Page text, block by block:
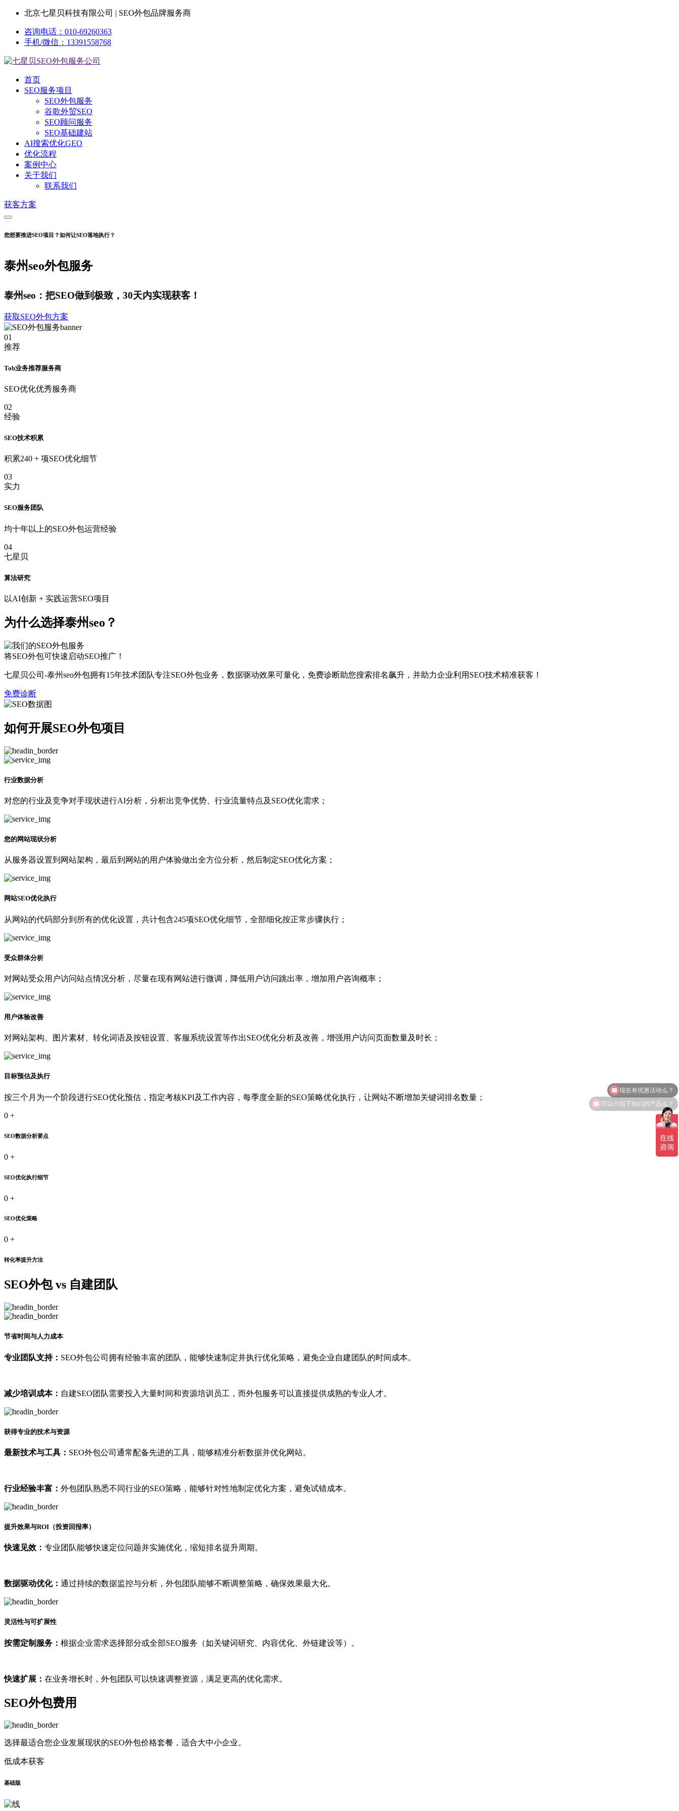
北京七星贝科技有限公司 | SEO外包品牌服务商
咨询电话：010-69260363
手机/微信：13391558768
首页
SEO服务项目
SEO外包服务
谷歌外贸SEO
SEO顾问服务
SEO基础建站
AI搜索优化GEO
优化流程
案例中心
关于我们
联系我们
获客方案
您想要推进SEO项目？如何让SEO落地执行？
泰州seo外包服务
泰州seo：把SEO做到极致，30天内实现获客！
获取SEO外包方案
01
推荐
Tob业务推荐服务商
SEO优化优秀服务商
02
经验
SEO技术积累
积累240 + 项SEO优化细节
03
实力
SEO服务团队
均十年以上的SEO外包运营经验
04
七星贝
算法研究
以AI创新 + 实践运营SEO项目
为什么选择泰州seo？
将SEO外包可快速启动SEO推广！
七星贝公司-泰州seo外包拥有15年技术团队专注SEO外包业务，数据驱动效果可量化，免费诊断助您搜索排名飙升，并助力企业利用SEO技术精准获客！
免费诊断
如何开展SEO外包项目
行业数据分析
对您的行业及竞争对手现状进行AI分析，分析出竞争优势、行业流量特点及SEO优化需求；
您的网站现状分析
从服务器设置到网站架构，最后到网站的用户体验做出全方位分析，然后制定SEO优化方案；
网站SEO优化执行
从网站的代码部分到所有的优化设置，共计包含245项SEO优化细节，全部细化按正常步骤执行；
受众群体分析
对网站受众用户访问站点情况分析，尽量在现有网站进行微调，降低用户访问跳出率，增加用户咨询概率；
用户体验改善
对网站架构、图片素材、转化词语及按钮设置、客服系统设置等作出SEO优化分析及改善，增强用户访问页面数量及时长；
目标预估及执行
按三个月为一个阶段进行SEO优化预估，指定考核KPI及工作内容，每季度全新的SEO策略优化执行，让网站不断增加关键词排名数量；
0 +
SEO数据分析要点
0 +
SEO优化执行细节
0 +
SEO优化策略
0 +
转化率提升方法
SEO外包 vs 自建团队
节省时间与人力成本
专业团队支持： SEO外包公司拥有经验丰富的团队，能够快速制定并执行优化策略，避免企业自建团队的时间成本。
减少培训成本： 自建SEO团队需要投入大量时间和资源培训员工，而外包服务可以直接提供成熟的专业人才。
获得专业的技术与资源
最新技术与工具： SEO外包公司通常配备先进的工具，能够精准分析数据并优化网站。
行业经验丰富： 外包团队熟悉不同行业的SEO策略，能够针对性地制定优化方案，避免试错成本。
提升效果与ROI（投资回报率）
快速见效： 专业团队能够快速定位问题并实施优化，缩短排名提升周期。
数据驱动优化： 通过持续的数据监控与分析，外包团队能够不断调整策略，确保效果最大化。
灵活性与可扩展性
按需定制服务： 根据企业需求选择部分或全部SEO服务（如关键词研究、内容优化、外链建设等）。
快速扩展： 在业务增长时，外包团队可以快速调整资源，满足更高的优化需求。
SEO外包费用
选择最适合您企业发展现状的SEO外包价格套餐，适合大中小企业。
低成本获客
基础版
可以介绍下你们的产品么？